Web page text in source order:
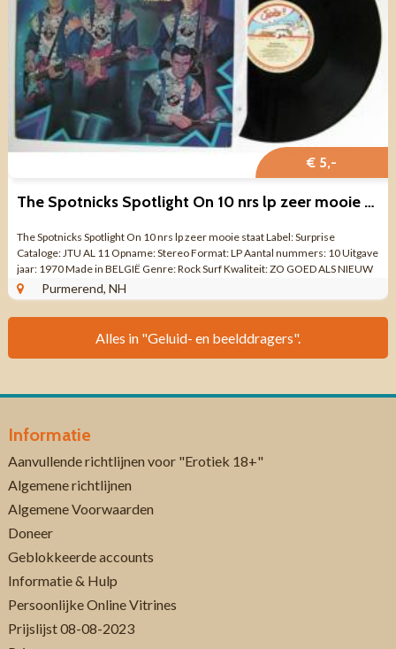
€ 5,-
The Spotnicks Spotlight On 10 nrs lp zeer mooie staat
The Spotnicks Spotlight On 10 nrs lp zeer mooie staat Label: Surprise
Cataloge: JTU AL 11 Opname: Stereo Format: LP Aantal nummers: 10 Uitgave
jaar: 1970 Made in BELGIË Genre: Rock Surf Kwaliteit: ZO GOED ALS NIEUW
Side ...Purmerend, NH
Alles in "Geluid- en beelddragers".
Informatie
Aanvullende richtlijnen voor "Erotiek 18+"
Algemene richtlijnen
Algemene Voorwaarden
Doneer
Geblokkeerde accounts
Informatie & Hulp
Persoonlijke Online Vitrines
Prijslijst 08-08-2023